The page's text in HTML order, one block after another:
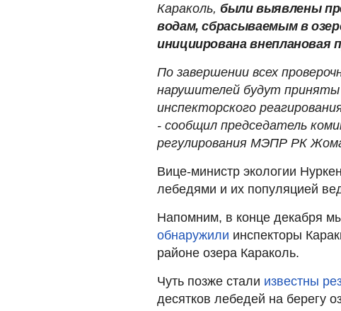
Караколь, были выявлены
водам, сбрасываемым в
инициирована внеплановая
По завершении всех
нарушителей будут
инспекторского
- сообщил председатель
регулирования МЭПР РК
Вице-министр экологии
лебедями и их популяцией
Напомним, в конце декабря
обнаружили инспекторы
районе озера Караколь.
Чуть позже стали известны
десятков лебедей на берегу